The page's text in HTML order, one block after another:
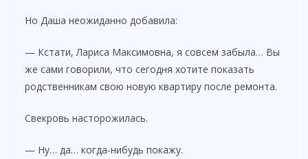
Но Даша неожиданно добавила:
— Кстати, Лариса Максимовна, я совсем забыла… Вы
же сами говорили, что сегодня хотите показать
родственникам свою новую квартиру после ремонта.
Свекровь насторожилась.
— Ну… да… когда-нибудь покажу.